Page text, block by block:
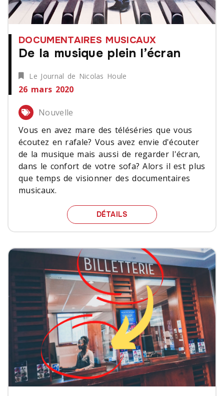
DOCUMENTAIRES MUSICAUX
De la musique plein l’écran
Le Journal de Nicolas Houle
26 mars 2020
Nouvelle
Vous en avez mare des téléséries que vous
écoutez en rafale? Vous avez envie d'écouter
de la musique mais aussi de regarder l'écran,
dans le confort de votre sofa? Alors il est plus
que temps de visionner des documentaires
musicaux.
DÉTAILS DE LA MUSIQUE PLEIN